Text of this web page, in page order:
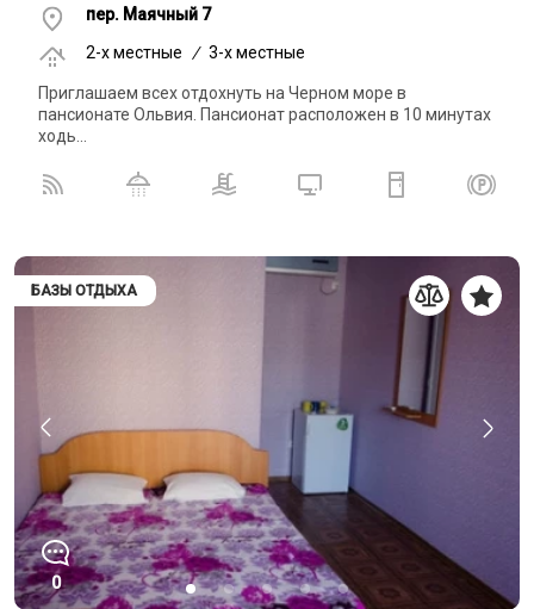
пер. Маячный 7
2-x местные / 3-x местные
Приглашаем всех отдохнуть на Черном море в
пансионате Ольвия. Пансионат расположен в 10 минутах
ходь...
БАЗЫ ОТДЫХА
0